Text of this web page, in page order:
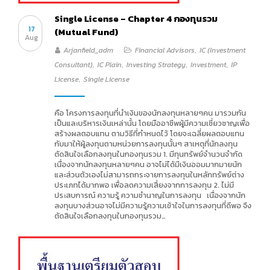
Single License – Chapter 4 กองทุนรวม
(Mutual Fund)
17
Aug
Arjanfield_adm
Financial Advisors, IC (Investment
Consultant), IC Plain, Investing Strategy, Investment, IP
License, Single License
คือ โครงการลงทุนที่นำเงินของนักลงทุนหลายๆคน มารวมกัน
เป็นและบริหารเงินเหล่านั้น โดยมืออาชีพผู้มีความเชี่ยวชาญเพื่อ
สร้างผลตอบแทน ตามวิธีที่กำหนดไว้ โดยจะเฉลี่ยผลตอบแทน
กับมาให้ผู้ลงทุนตามหน่วยการลงทุนนั้นๆ สาเหตุที่นักลงทุน
ตัดสินใจเลือกลงทุนในกองทุนรวม 1. มีทุนทรัพย์จำนวนจำกัด
เนื่องจากนักลงทุนหลายๆคน อาจไม่ได้มีเงินออมมากมายนัก
และส่วนตัวเองไม่สามารถกระจายการลงทุนในหลักทรัพย์ต่าง
ประเภทได้มากพอ เพื่อลดความเสี่ยงจากการลงทุน 2. ไม่มี
ประสบการณ์ ความรู้ ความชำนาญในการลงทุน เนื่องจากนัก
ลงทุนบางส่วนอาจไม่มีความรู้ความเข้าใจในการลงทุนที่ดีพอ จึง
ตัดสินใจเลือกลงทุนในกองทุนรวม…